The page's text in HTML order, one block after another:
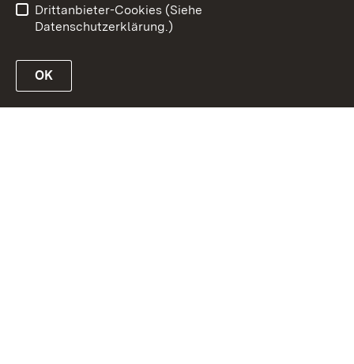
Drittanbieter-Cookies (Siehe
Datenschutzerklärung.)
OK